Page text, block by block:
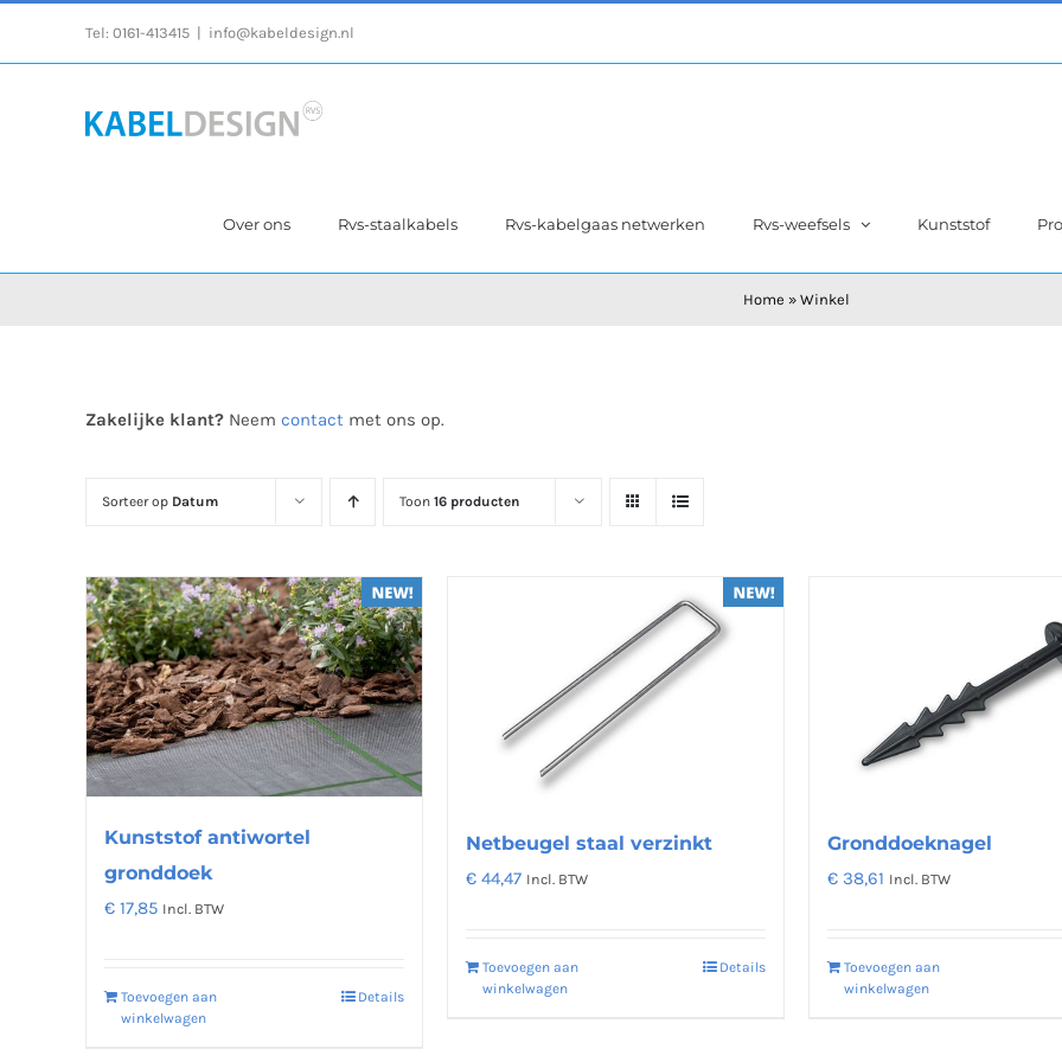
Tel: 0161-413415 info@kabeldesign.nl
Over ons Rvs-staalkabels Rvs-kabelgaas netwerken Rvs-weefsels Kunststof
Home » Winkel
Zakelijke klant?Neem contactmet ons op.
Sorteer op Datum Toon 16 producten
Kunststof antiwortel
gronddoek
€ 17,85 Incl. BTW
Toevoegen aan
winkelwagen
Details
Netbeugel staal verzinkt
€ 44,47 Incl. BTW
Toevoegen aan
winkelwagen
Details
Gronddoeknagel
€ 38,61 Incl. BTW
Toevoegen aan
winkelwagen